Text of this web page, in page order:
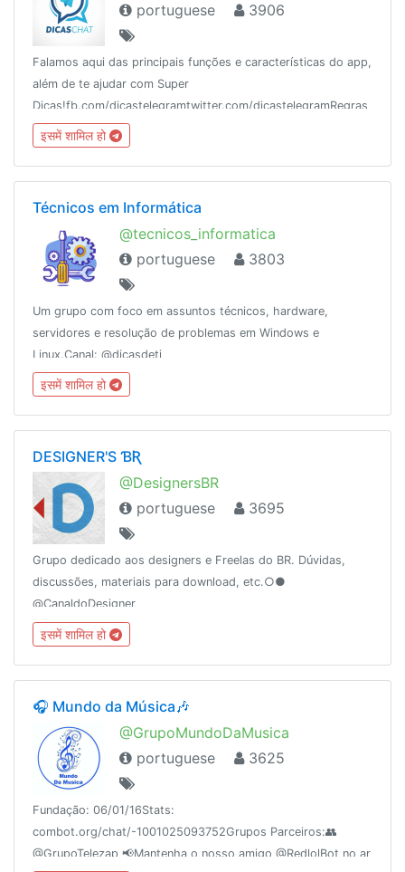
portuguese
3906
Falamos aqui das principais funções e características do app,
além de te ajudar com Super
Dicas!fb.com/dicastelegramtwitter.com/dicastelegramRegras
do grupo: https://telegra.ph/Regras-DicasChat-10-
05Conheça também o podcast @DicasTeleCast! 😉
इसमें शामिल हो
Técnicos em Informática
@tecnicos_informatica
portuguese
3803
Um grupo com foco em assuntos técnicos, hardware,
servidores e resolução de problemas em Windows e
Linux.Canal: @dicasdeti
इसमें शामिल हो
DESIGNER'S ƁƦ
@DesignersBR
portuguese
3695
Grupo dedicado aos designers e Freelas do BR. Dúvidas,
discussões, materiais para download, etc.○●
@CanaldoDesigner
इसमें शामिल हो
🎧 Mundo da Música🎶
@GrupoMundoDaMusica
portuguese
3625
Fundação: 06/01/16Stats:
combot.org/chat/-1001025093752Grupos Parceiros:👥
@GrupoTelezap 📢Mantenha o nosso amigo @RedlolBot no ar